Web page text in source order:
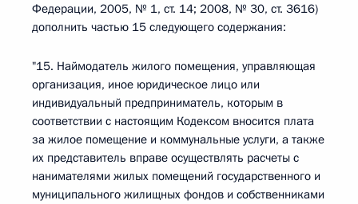
Федерации, 2005, № 1, ст. 14; 2008, № 30, ст. 3616)
дополнить частью 15 следующего содержания:
"15. Наймодатель жилого помещения, управляющая
организация, иное юридическое лицо или
индивидуальный предприниматель, которым в
соответствии с настоящим Кодексом вносится плата
за жилое помещение и коммунальные услуги, а также
их представитель вправе осуществлять расчеты с
нанимателями жилых помещений государственного и
муниципального жилищных фондов и собственниками